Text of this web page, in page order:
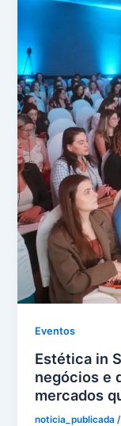
Eventos
Estética in
negócios e
mercados
noticia_publicada